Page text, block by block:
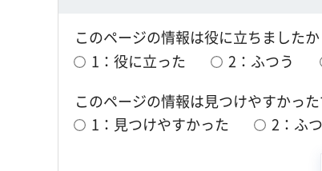
このページの情報は役に立ちましたか
1：役に立った
2：ふつう
このページの情報は見つけやすかっ
1：見つけやすかった
2：ふ